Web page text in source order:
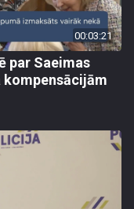
00:03:21
par Saeimas